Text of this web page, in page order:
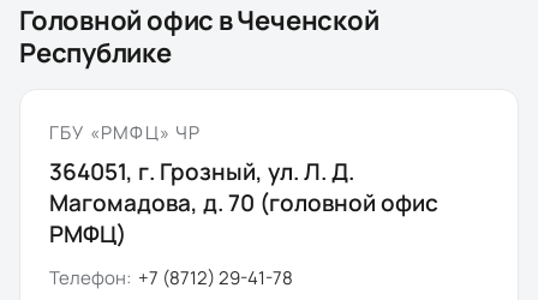
Головной офис вЧеченской
Республике
ГБУ «РМФЦ» ЧР
364051, г. Грозный, ул. Л. Д.
Магомадова, д. 70 (головной офис
РМФЦ)
Телефон: +7 (8712) 29-41-78